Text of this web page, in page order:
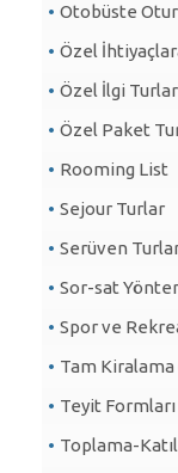
Otobüste
Özel
Özel İlgi
Özel Paket
Rooming List
Sejour Turlar
Serüven
Sor-sat
Spor ve
Tam
Teyit Formları
Toplama-